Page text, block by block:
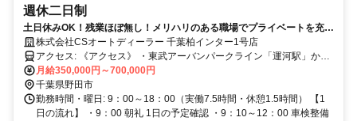
週休二日制
土日休みOK！残業ほぼ無し！メリハリのある職場でプライベートを充実
させてください！月給40万円以上多数！お客様対応無し！有給消化率
90％◎ 働き方を変えたい方大歓迎♪
株式会社CSオートディーラー 千葉柏インター1号店
アクセス: 《アクセス》 ・東武アーバンパークライン「運河駅」から
徒歩15分 ・常磐自動車道柏インターから5分の位置 ・車、バイク通
勤可能（無料の社員駐車場完備） ・柏、流山、印西、春日部、坂
東、守谷、取手、越谷、松伏からも通勤可
月給350,000円～700,000円
千葉県野田市
勤務時間・曜日: 9：00～18：00（実働7.5時間・休憩1.5時間） 【1
日の流れ】 ・9：00 朝礼 1日の予定確認 ・9：10～12：00 車検整備